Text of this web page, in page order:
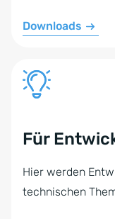
Downloads
Für
Hier werden
technischen